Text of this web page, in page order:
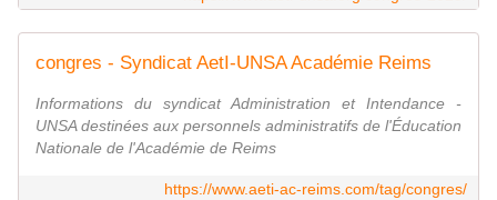
congres - Syndicat AetI-UNSA Académie Reims
Informations du syndicat Administration et Intendance -
UNSA destinées aux personnels administratifs de l'Éducation
Nationale de l'Académie de Reims
https://www.aeti-ac-reims.com/tag/congres/